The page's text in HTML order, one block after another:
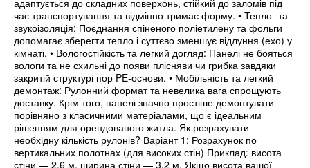
адаптується до складних поверхонь, стійкий до заломів під
час транспортування та відмінно тримає форму. • Тепло- та
звукоізоляція: Поєднання спіненого поліетилену та фольги
допомагає зберегти тепло і суттєво зменшує відлуння (ехо) у
кімнаті. • Вологостійкість та легкий догляд: Панелі не бояться
вологи та не схильні до появи плісняви чи грибка завдяки
закритій структурі пор PE-основи. • Мобільність та легкий
демонтаж: Рулонний формат та невелика вага спрощують
доставку. Крім того, панелі значно простіше демонтувати
порівняно з класичними матеріалами, що є ідеальним
рішенням для орендованого житла. Як розрахувати
необхідну кількість рулонів? Варіант 1: Розрахунок по
вертикальних полотнах (для високих стін) Приклад: висота
стіни — 2,6 м, ширина стіни — 3,2 м. Якщо висота вашої